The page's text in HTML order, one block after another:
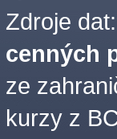
Zdroje dat:
cenných
ze
kurzy z